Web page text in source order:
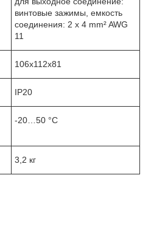
винтовые зажимы, емкость
соединения: 2 x 4 mm² AWG
11
106х112х81
IP20
-20…50 °C
3,2 кг